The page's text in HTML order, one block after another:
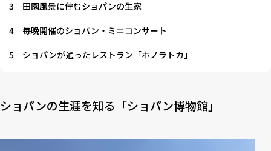
3
田園風景に佇むショパンの生家
4
毎晩開催のショパン・ミニコンサート
5
ショパンが通ったレストラン「ホノラトカ」
ショパンの生涯を知る「ショパン博物館」